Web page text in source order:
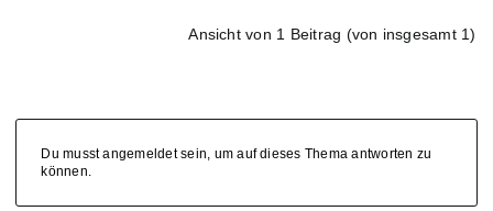
Ansicht von 1 Beitrag (von insgesamt 1)
Du musst angemeldet sein, um auf dieses Thema antworten zu
können.